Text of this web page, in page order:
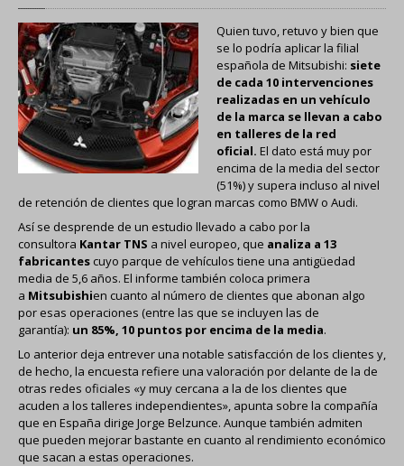
OCASION
ACTUALIDAD
Artículos
Noticias
CONTACTO
INICIO
Quien tuvo, retuvo y bien que
se lo podría aplicar la filial
española de Mitsubishi: siete
de cada 10 intervenciones
realizadas en un vehículo
de la marca se llevan a cabo
en talleres de la red
oficial. El dato está muy por
encima de la media del sector
(51%) y supera incluso al nivel
de retención de clientes que logran marcas como BMW o Audi.
Así se desprende de un estudio llevado a cabo por la
consultora Kantar TNS a nivel europeo, que analiza a 13
fabricantes cuyo parque de vehículos tiene una antigüedad
media de 5,6 años. El informe también coloca primera
a Mitsubishien cuanto al número de clientes que abonan algo
por esas operaciones (entre las que se incluyen las de
garantía): un 85%, 10 puntos por encima de la media.
Lo anterior deja entrever una notable satisfacción de los clientes y,
de hecho, la encuesta refiere una valoración por delante de la de
otras redes oficiales «y muy cercana a la de los clientes que
acuden a los talleres independientes», apunta sobre la compañía
que en España dirige Jorge Belzunce. Aunque también admiten
que pueden mejorar bastante en cuanto al rendimiento económico
que sacan a estas operaciones.